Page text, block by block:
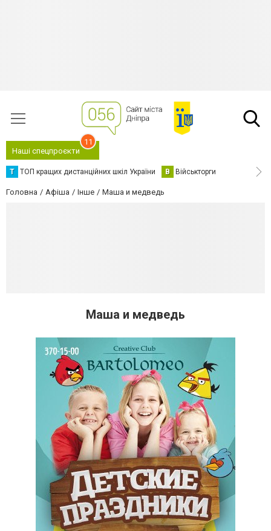
Наші спецпроєкти
11
Т ТОП кращих дистанційних шкіл України В Військторги
Головна Афіша Інше Маша и медведь
Маша и медведь